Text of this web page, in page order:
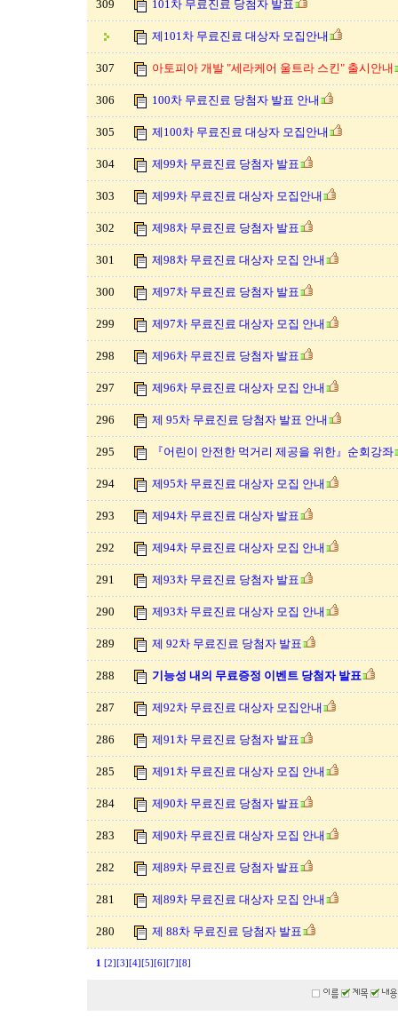
309 101차 무료진료 당첨자 발표
제101차 무료진료 대상자 모집안내
307 아토피아 개발 "세라케어 울트라 스킨" 출시안내
306 100차 무료진료 당첨자 발표 안내
305 제100차 무료진료 대상자 모집안내
304 제99차 무료진료 당첨자 발표
303 제99차 무료진료 대상자 모집안내
302 제98차 무료진료 당첨자 발표
301 제98차 무료진료 대상자 모집 안내
300 제97차 무료진료 당첨자 발표
299 제97차 무료진료 대상자 모집 안내
298 제96차 무료진료 당첨자 발표
297 제96차 무료진료 대상자 모집 안내
296 제 95차 무료진료 당첨자 발표 안내
295 『어린이 안전한 먹거리 제공을 위한』순회강좌
294 제95차 무료진료 대상자 모집 안내
293 제94차 무료진료 대상자 발표
292 제94차 무료진료 대상자 모집 안내
291 제93차 무료진료 당첨자 발표
290 제93차 무료진료 대상자 모집 안내
289 제 92차 무료진료 당첨자 발표
288 기능성 내의 무료증정 이벤트 당첨자 발표
287 제92차 무료진료 대상자 모집안내
286 제91차 무료진료 당첨자 발표
285 제91차 무료진료 대상자 모집 안내
284 제90차 무료진료 당첨자 발표
283 제90차 무료진료 대상자 모집 안내
282 제89차 무료진료 당첨자 발표
281 제89차 무료진료 대상자 모집 안내
280 제 88차 무료진료 당첨자 발표
1 [2] [3] [4] [5] [6] [7] [8]